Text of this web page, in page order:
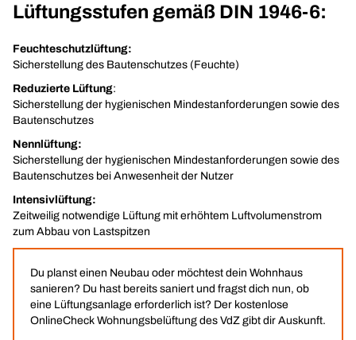
Lüftungsstufen gemäß DIN 1946-6:
Feuchteschutzlüftung:
Sicherstellung des Bautenschutzes (Feuchte)
Reduzierte Lüftung:
Sicherstellung der hygienischen Mindestanforderungen sowie des
Bautenschutzes
Nennlüftung:
Sicherstellung der hygienischen Mindestanforderungen sowie des
Bautenschutzes bei Anwesenheit der Nutzer
Intensivlüftung:
Zeitweilig notwendige Lüftung mit erhöhtem Luftvolumenstrom
zum Abbau von Lastspitzen
Du planst einen Neubau oder möchtest dein Wohnhaus
sanieren? Du hast bereits saniert und fragst dich nun, ob
eine Lüftungsanlage erforderlich ist? Der kostenlose
OnlineCheck Wohnungsbelüftung des VdZ gibt dir Auskunft.